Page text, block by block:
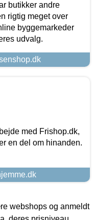
butikker andre
rigtig meget over
byggemarkeder
udvalg.
med Frishop.dk,
en del om hinanden.
webshops og anmeldt